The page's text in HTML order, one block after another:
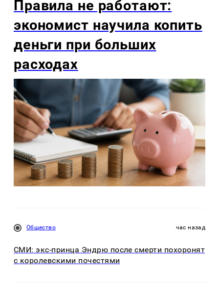
Правила не работают:
экономист научила копить
деньги при больших
расходах
Общество час назад
СМИ: экс-принца Эндрю после смерти похоронят
с королевскими почестями